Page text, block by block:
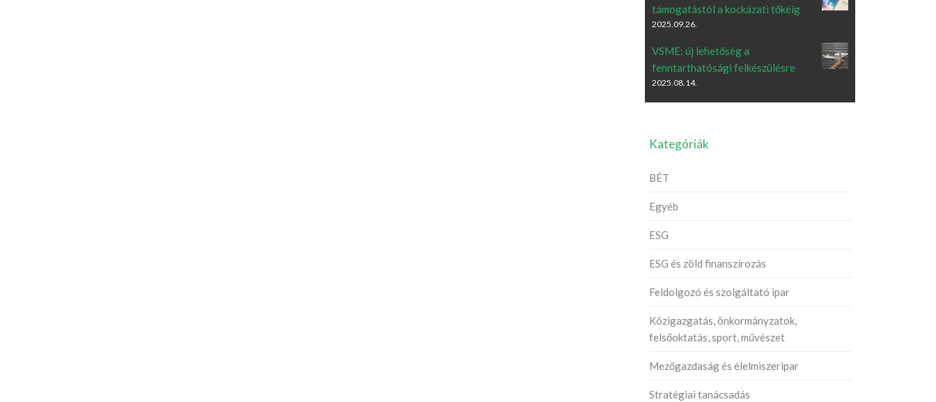
támogatástól a kockázati tőkéig
2025.09.26.
VSME: új lehetőség a
fenntarthatósági felkészülésre
2025.08.14.
Kategóriák
BÉT
Egyéb
ESG
ESG és zöld finanszírozás
Feldolgozó és szolgáltató ipar
Közigazgatás, önkormányzatok,
felsőoktatás, sport, művészet
Mezőgazdaság és élelmiszeripar
Stratégiai tanácsadás